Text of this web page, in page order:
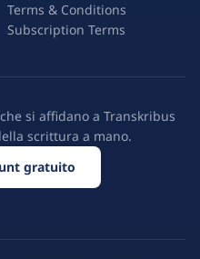
Terms & Conditions
Subscription Terms
si affidano a Transkribus
scrittura a mano.
gratuito